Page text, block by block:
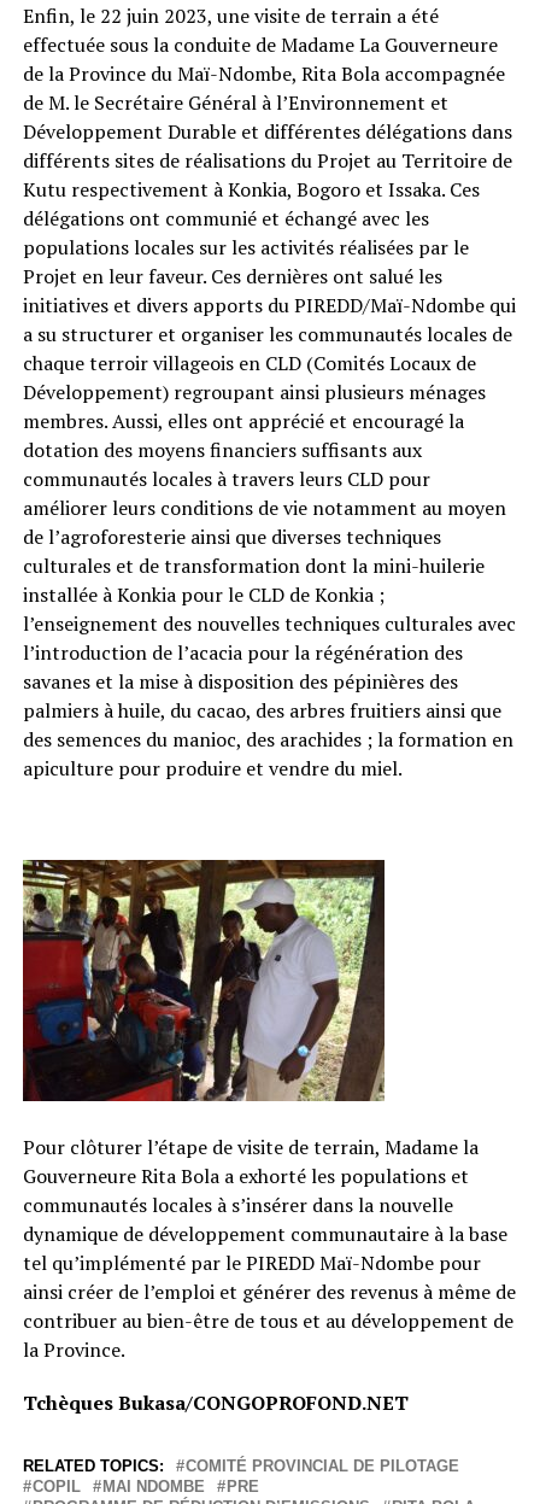
Enfin, le 22 juin 2023, une visite de terrain a été
effectuée sous la conduite de Madame La Gouverneure
de la Province du Maï-Ndombe, Rita Bola accompagnée
de M. le Secrétaire Général à l’Environnement et
Développement Durable et différentes délégations dans
différents sites de réalisations du Projet au Territoire de
Kutu respectivement à Konkia, Bogoro et Issaka. Ces
délégations ont communié et échangé avec les
populations locales sur les activités réalisées par le
Projet en leur faveur. Ces dernières ont salué les
initiatives et divers apports du PIREDD/Maï-Ndombe qui
a su structurer et organiser les communautés locales de
chaque terroir villageois en CLD (Comités Locaux de
Développement) regroupant ainsi plusieurs ménages
membres. Aussi, elles ont apprécié et encouragé la
dotation des moyens financiers suffisants aux
communautés locales à travers leurs CLD pour
améliorer leurs conditions de vie notamment au moyen
de l’agroforesterie ainsi que diverses techniques
culturales et de transformation dont la mini-huilerie
installée à Konkia pour le CLD de Konkia ;
l’enseignement des nouvelles techniques culturales avec
l’introduction de l’acacia pour la régénération des
savanes et la mise à disposition des pépinières des
palmiers à huile, du cacao, des arbres fruitiers ainsi que
des semences du manioc, des arachides ; la formation en
apiculture pour produire et vendre du miel.
Pour clôturer l’étape de visite de terrain, Madame la
Gouverneure Rita Bola a exhorté les populations et
communautés locales à s’insérer dans la nouvelle
dynamique de développement communautaire à la base
tel qu’implémenté par le PIREDD Maï-Ndombe pour
ainsi créer de l’emploi et générer des revenus à même de
contribuer au bien-être de tous et au développement de
la Province.
Tchèques Bukasa/CONGOPROFOND.NET
RELATED TOPICS:
COMITÉ PROVINCIAL DE PILOTAGE
COPIL
MAI NDOMBE
PRE